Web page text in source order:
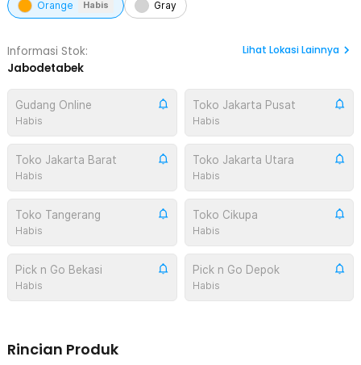
Orange Habis Gray
Informasi Stok:
Jabodetabek
Lihat Lokasi Lainnya
Gudang Online
Habis
Toko Jakarta Pusat
Habis
Toko Jakarta Barat
Habis
Toko Jakarta Utara
Habis
Toko Tangerang
Habis
Toko Cikupa
Habis
Pick n Go Bekasi
Habis
Pick n Go Depok
Habis
Rincian Produk